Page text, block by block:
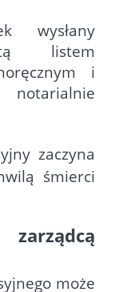
wysłany
listem
i
zaczyna
śmierci
może